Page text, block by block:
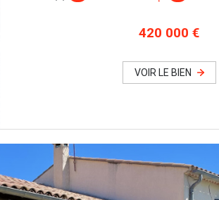
420 000 €
VOIR LE BIEN